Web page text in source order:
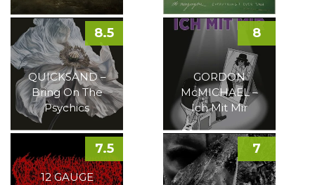
QUICKSAND –
Bring On The
Psychics
8.5
GORDON
McMICHAEL –
Ich Mit Mir
8
12 GAUGE
7.5 7